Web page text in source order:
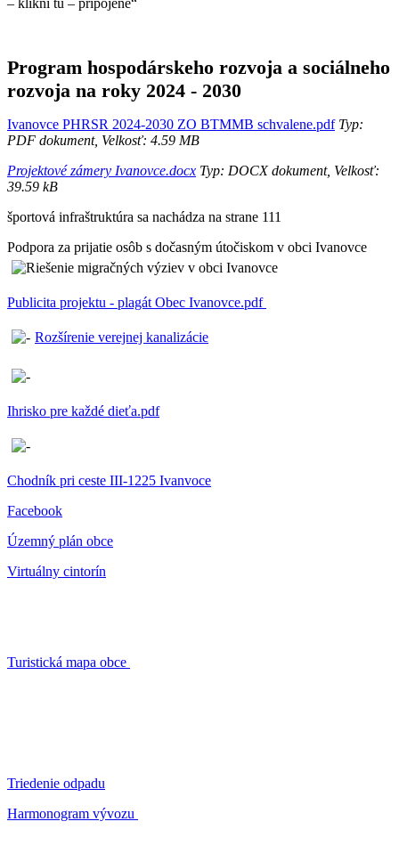
– klikni tu – pripojené“
Program hospodárskeho rozvoja a sociálneho
rozvoja na roky 2024 - 2030
Ivanovce PHRSR 2024-2030 ZO BTMMB schvalene.pdfTyp:
PDF dokument, Velkosť: 4.59 MB
Projektové zámery Ivanovce.docx Typ: DOCX dokument, Velkosť:
39.59 kB
športová infraštruktúra sa nachádza na strane 111
Podpora za prijatie osôb s dočasným útočiskom v obci Ivanovce
Publicita projektu - plagát Obec Ivanovce.pdf
Rozšírenie verejnej kanalizácie
Ihrisko pre každé dieťa.pdf
Chodník pri ceste III-1225 Ivanvoce
Facebook
Územný plán obce
Virtuálny cintorín
Turistická mapa obce
Triedenie odpadu
Harmonogram vývozu